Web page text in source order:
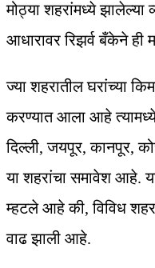
मोठ्या शहरांमध्ये झालेल्या
आधारावर रिझर्व बँकेने
ज्या शहरातील घरांच्या
करण्यात आला आहे
दिल्ली, जयपूर, कानपूर,
या शहरांचा समावेश आहे.
म्हटले आहे की, विविध
वाढ झाली आहे.